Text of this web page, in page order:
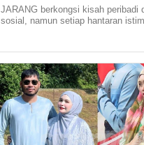
buat Rania Al Sadat curi
JARANG berkongsi kisah peribadi
sosial, namun setiap hantaran